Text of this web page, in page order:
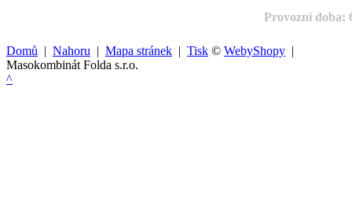
Provozní doba:
Domů | Nahoru | Mapa stránek | Tisk © WebyShopy |
Masokombinát Folda s.r.o.
^